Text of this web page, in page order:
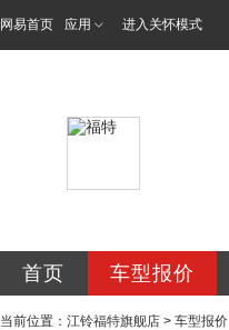
网易首页 应用 进入关怀模式
首页 车型报价
当前位置： 江铃福特旗舰店 > 车型报价